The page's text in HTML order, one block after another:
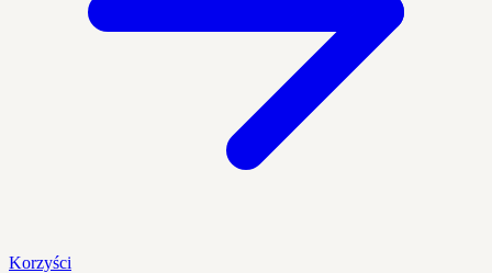
Korzyści